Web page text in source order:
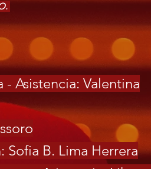
Asistencia: Valentina
Sofia B. Lima Herrera